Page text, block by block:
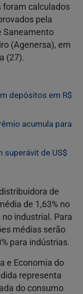
foram calculados
pela
Saneamento
(Agenersa), em
(27).
depósitos em R$
acumula para
superávit de US$
de
de 1,63% no
industrial. Para
médias serão
para indústrias.
e Economia do
representa
do consumo